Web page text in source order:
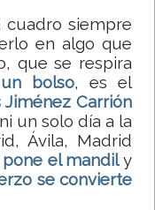
cuadro siempre
en algo que
que se respira
bolso, es el
Jiménez Carrión
un solo día a la
Ávila, Madrid
el mandily
se convierte